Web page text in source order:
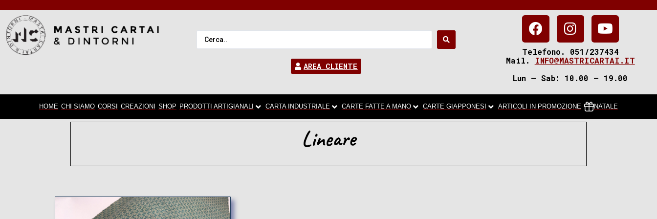
AREA CLIENTE
Telefono. 051/237434
Mail.
INFO@MASTRICARTAI.IT
Lun – Sab: 10.00 – 19.00
HOME CHI SIAMO CORSI CREAZIONI SHOP PRODOTTI ARTIGIANALI CARTA INDUSTRIALE CARTE FATTE A MANO CARTE GIAPPONESI ARTICOLI IN PROMOZIONE NATALE
Lineare